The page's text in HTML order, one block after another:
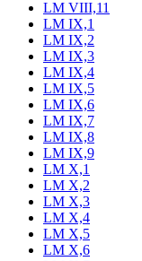
LM VIII,11
LM IX,1
LM IX,2
LM IX,3
LM IX,4
LM IX,5
LM IX,6
LM IX,7
LM IX,8
LM IX,9
LM X,1
LM X,2
LM X,3
LM X,4
LM X,5
LM X,6